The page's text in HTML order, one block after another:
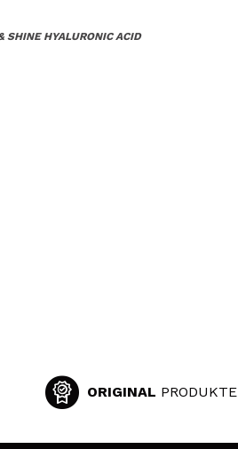
SHINE HYALURONIC ACID
ORIGINAL PRODUKTE